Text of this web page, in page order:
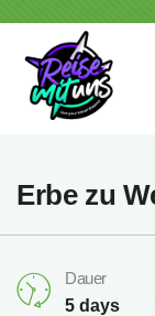
Erbe zu
Dauer
5 days